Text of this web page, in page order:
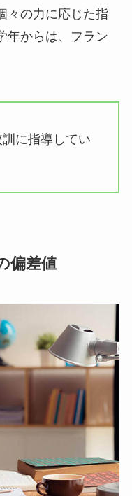
々の力に応じた指
年からは、フラン
訓に指導してい
偏差値